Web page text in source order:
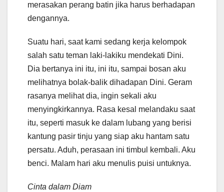
merasakan perang batin jika harus berhadapan
dengannya.
Suatu hari, saat kami sedang kerja kelompok
salah satu teman laki-lakiku mendekati Dini.
Dia bertanya ini itu, ini itu, sampai bosan aku
melihatnya bolak-balik dihadapan Dini. Geram
rasanya melihat dia, ingin sekali aku
menyingkirkannya. Rasa kesal melandaku saat
itu, seperti masuk ke dalam lubang yang berisi
kantung pasir tinju yang siap aku hantam satu
persatu. Aduh, perasaan ini timbul kembali. Aku
benci. Malam hari aku menulis puisi untuknya.
Cinta dalam Diam